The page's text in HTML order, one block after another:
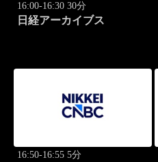
16:00-16:30 30分
日経アーカイブス
16:50-16:55 5分